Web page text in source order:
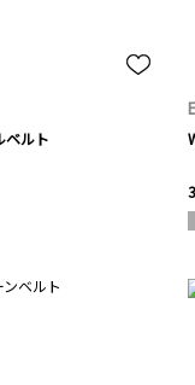
ベルト